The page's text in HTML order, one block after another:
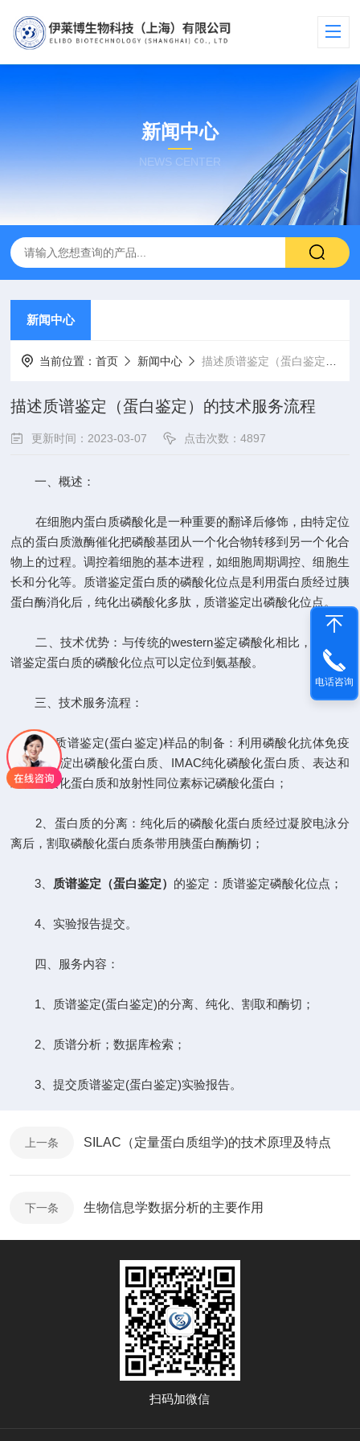
新闻中心
NEWS CENTER
新闻中心
当前位置：首页 新闻中心 描述质谱鉴定（蛋白鉴定）的技术服务流程
描述质谱鉴定（蛋白鉴定）的技术服务流程
更新时间：2023-03-07 点击次数：4897
一、概述：
在细胞内蛋白质磷酸化是一种重要的翻译后修饰，由特定位
点的蛋白质激酶催化把磷酸基团从一个化合物转移到另一个化合
物上的过程。调控着细胞的基本进程，如细胞周期调控、细胞生
长和分化等。质谱鉴定蛋白质的磷酸化位点是利用蛋白质经过胰
蛋白酶消化后，纯化出磷酸化多肽，质谱鉴定出磷酸化位点。
二、技术优势：与传统的western鉴定磷酸化相比，通过质
谱鉴定蛋白质的磷酸化位点可以定位到氨基酸。
三、技术服务流程：
1、质谱鉴定(蛋白鉴定)样品的制备：利用磷酸化抗体免疫
共沉淀沉淀出磷酸化蛋白质、IMAC纯化磷酸化蛋白质、表达和
纯化磷酸化蛋白质和放射性同位素标记磷酸化蛋白；
2、蛋白质的分离：纯化后的磷酸化蛋白质经过凝胶电泳分
离后，割取磷酸化蛋白质条带用胰蛋白酶酶切；
3、 质谱鉴定（蛋白鉴定） 的鉴定：质谱鉴定磷酸化位点；
4、实验报告提交。
四、服务内容：
1、质谱鉴定(蛋白鉴定)的分离、纯化、割取和酶切；
2、质谱分析；数据库检索；
3、提交质谱鉴定(蛋白鉴定)实验报告。
上一条 SILAC（定量蛋白质组学)的技术原理及特点
下一条 生物信息学数据分析的主要作用
扫码加微信
电话咨询